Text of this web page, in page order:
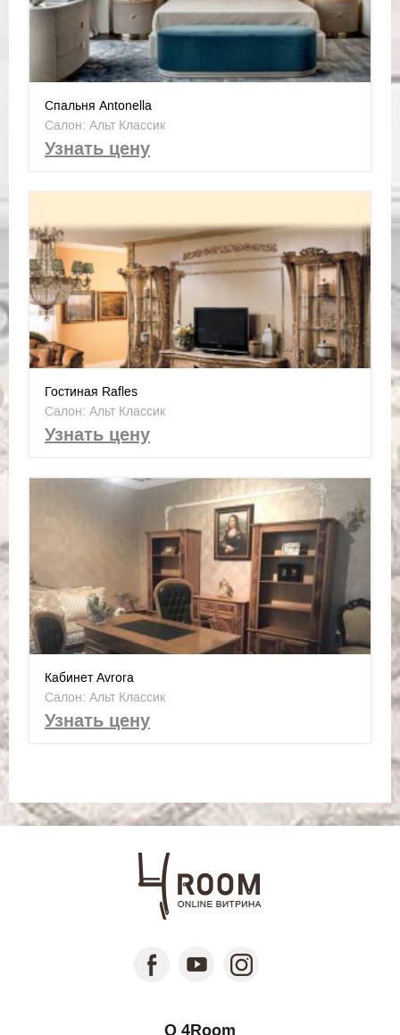
Спальня Antonella
Салон: Альт Классик
Узнать цену
Гостиная Rafles
Салон: Альт Классик
Узнать цену
Кабинет Avrora
Салон: Альт Классик
Узнать цену
О 4Room